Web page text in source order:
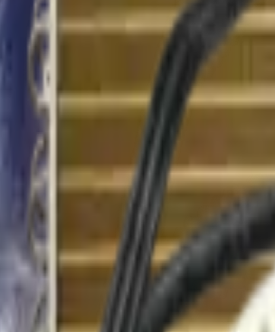
Para aire acondicionado - REP-2647